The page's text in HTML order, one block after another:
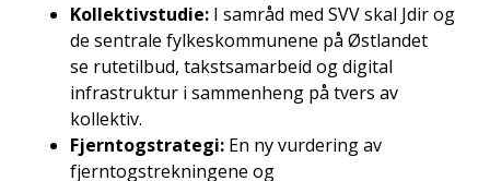
Kollektivstudie​: I samråd med SVV skal Jdir og
de sentrale fylkeskommunene på Østlandet
se rutetilbud, takstsamarbeid og digital
infrastruktur i sammenheng på tvers av
kollektiv​.
Fjerntogstrategi​: En ny vurdering av
fjerntogstrekningene og